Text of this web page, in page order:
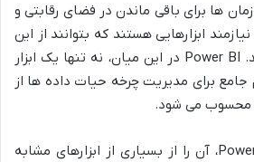
ها برای باقی ماندن در فضای رقابتی و
ابزارهایی هستند که بتوانند از این
داده ها بهره برداری کنند. Power BI در این میان، نه تنها یک ابزار
جامع برای مدیریت چرخه حیات داده ها از
محسوب می شود.
قابلیت های کلیدی Power BI، آن را از بسیاری از ابزارهای مشابه